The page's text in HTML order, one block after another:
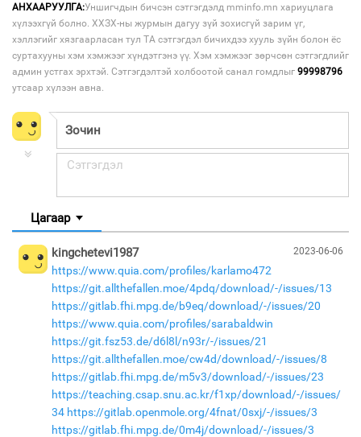
АНХААРУУЛГА:Уншигчдын бичсэн сэтгэгдэлд mminfo.mn хариуцлага
хүлээхгүй болно. ХХЗХ-ны журмын дагуу зүй зохисгүй зарим үг,
хэллэгийг хязгаарласан тул ТА сэтгэгдэл бичихдээ хууль зүйн болон ёс
суртахууны хэм хэмжээг хүндэтгэнэ үү. Хэм хэмжээг зөрчсөн сэтгэгдлийг
админ устгах эрхтэй. Сэтгэгдэлтэй холбоотой санал гомдлыг 99998796
утсаар хүлээн авна.
Цагаар
2023-06-06
kingchetevi1987
https://www.quia.com/profiles/karlamo472
https://git.allthefallen.moe/4pdq/download/-/issues/13
https://gitlab.fhi.mpg.de/b9eq/download/-/issues/20
https://www.quia.com/profiles/sarabaldwin
https://git.fsz53.de/d6l8l/n93r/-/issues/21
https://git.allthefallen.moe/cw4d/download/-/issues/8
https://gitlab.fhi.mpg.de/m5v3/download/-/issues/23
https://teaching.csap.snu.ac.kr/f1xp/download/-/issues/
34 https://gitlab.openmole.org/4fnat/0sxj/-/issues/3
https://gitlab.fhi.mpg.de/0m4j/download/-/issues/3